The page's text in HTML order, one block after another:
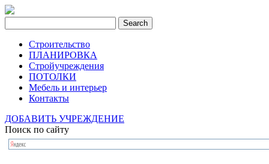
Строительство
ПЛАНИРОВКА
Стройучреждения
ПОТОЛКИ
Мебель и интерьер
Контакты
ДОБАВИТЬ УЧРЕЖДЕНИЕ
Поиск по сайту